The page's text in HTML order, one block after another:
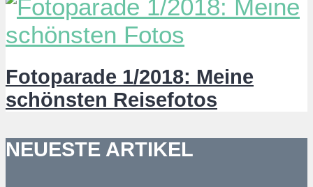
Fotoparade 1/2018: Meine
schönsten Reisefotos
NEUESTE ARTIKEL